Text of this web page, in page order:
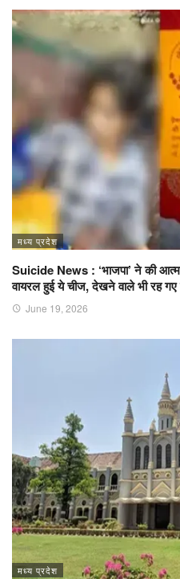
मध्य प्रदेश
Suicide News : ‘भाजपा’ ने की
वायरल हुई ये चीज, देखने वाले भी रह गए
June 19, 2026
मध्य प्रदेश